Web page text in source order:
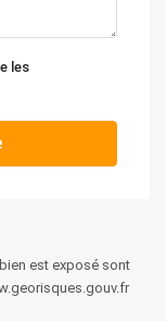
les
est exposé sont